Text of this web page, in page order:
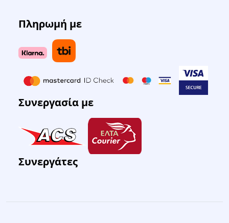
Πληρωμή με
Συνεργασία με
Συνεργάτες